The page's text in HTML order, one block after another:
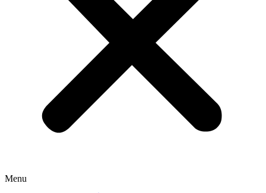
Menu